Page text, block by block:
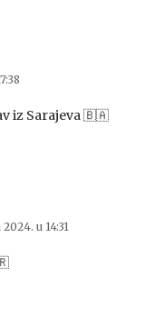
iz Sarajeva 🇧🇦
u 14:31